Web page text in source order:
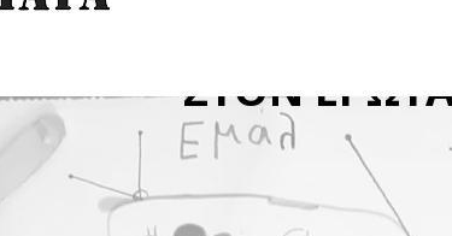
ΚΑΙ ΙΩΑΝΑΘΑΝ: Ο
ΣΤΟΝ